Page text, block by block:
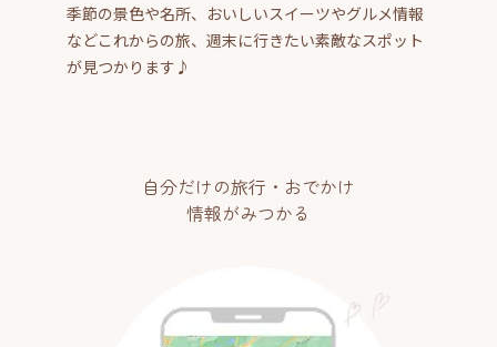
季節の景色や名所、おいしいスイーツやグルメ情報
などこれからの旅、週末に行きたい素敵なスポット
が見つかります♪
自分だけの旅行・おでかけ
情報がみつかる